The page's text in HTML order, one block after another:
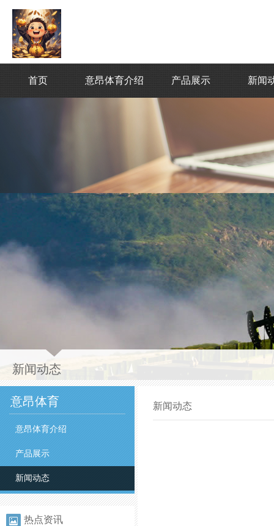
首页 意昂体育介绍 产品展示 新闻
新闻动态
意昂体育
意昂体育介绍
产品展示
新闻动态
热点资讯
新闻动态